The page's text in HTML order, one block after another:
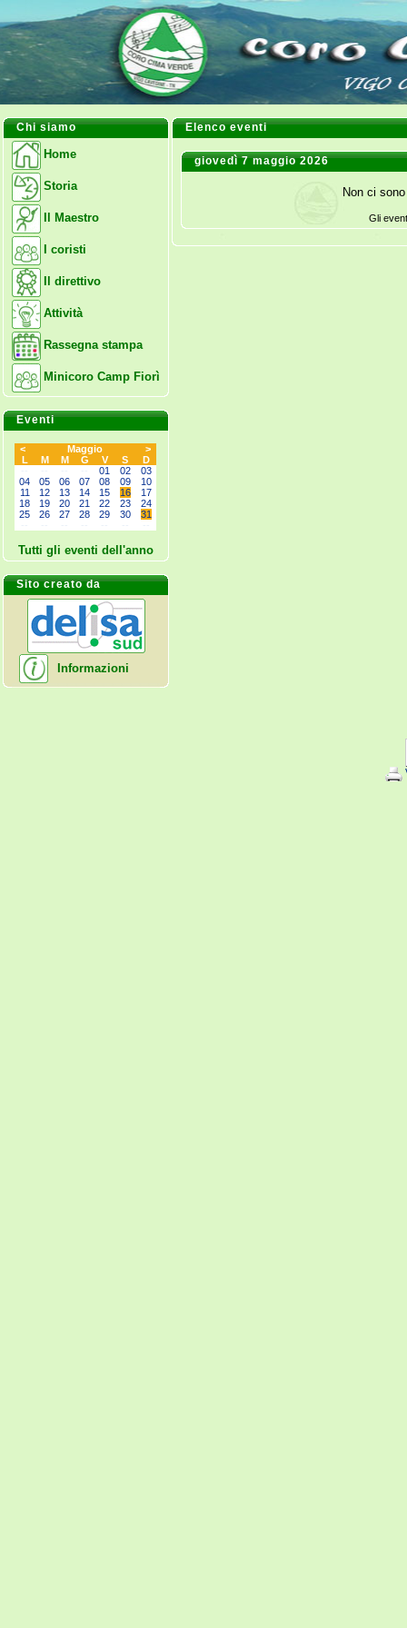
Chi siamo
Home
Storia
Il Maestro
I coristi
Il direttivo
Attività
Rassegna stampa
Minicoro Camp Fiorì
Eventi
< Maggio
>
L
M M G V S
D
01 02
03
04
05 06 07 08 09
10
11
12 13 14 15 16
17
18
19 20 21 22 23
24
25
26 27 28 29 30
31
Tutti gli eventi dell'anno
Sito creato da
Informazioni
Elenco eventi
giovedì 7 maggio 2026
Non ci
Gli